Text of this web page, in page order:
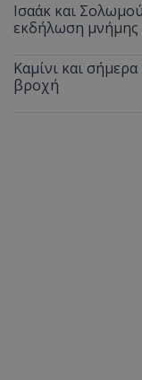
Ισαάκ και
εκδήλωση μνήμης
Καμίνι και
βροχή